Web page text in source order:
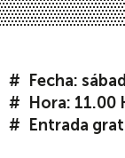
Fecha:
Hora: 11.00
Entrada